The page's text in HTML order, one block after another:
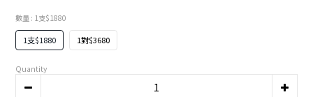
數量 : 1支$1880
1支$1880 1對$3680
Quantity